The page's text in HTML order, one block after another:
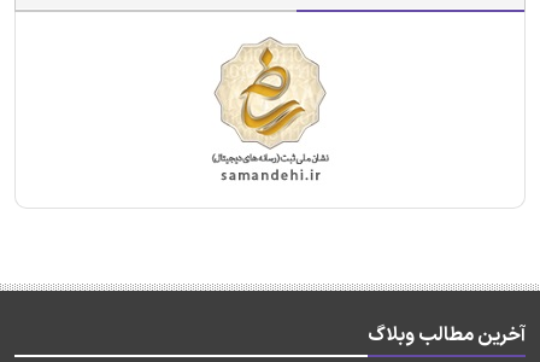
آخرین مطالب وبلاگ